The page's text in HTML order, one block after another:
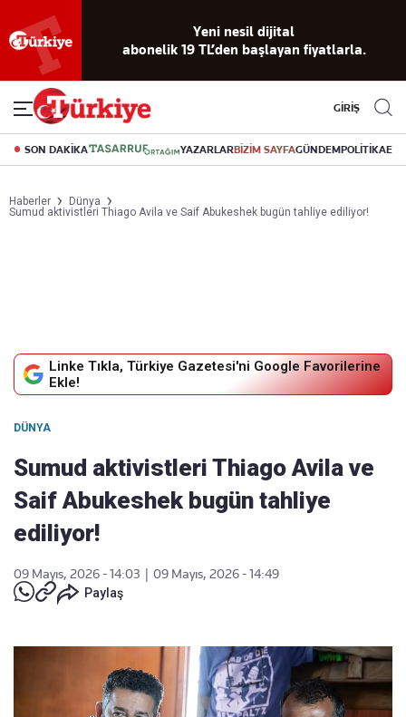
Yeni nesil dijital
abonelik 19 TL’den başlayan fiyatlarla.
GİRİŞ
SON DAKİKA YAZARLARBİZİM SAYFAGÜNDEMPOLİTİKA
Haberler
Dünya
Sumud aktivistleri Thiago Avila ve Saif Abukeshek bugün tahliye ediliyor!
Linke Tıkla, Türkiye Gazetesi'ni Google Favorilerine
Ekle!
DÜNYA
Sumud aktivistleri Thiago Avila ve
Saif Abukeshek bugün tahliye
ediliyor!
09 Mayıs, 2026 - 14:03
09 Mayıs, 2026 - 14:49
Paylaş